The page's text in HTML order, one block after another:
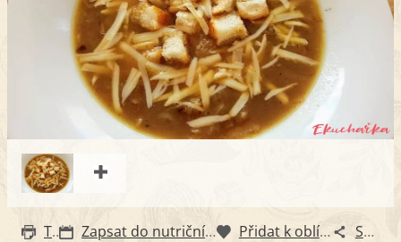
Tisk Zapsat do nutričního diáře Přidat k oblíbeným Sdílet